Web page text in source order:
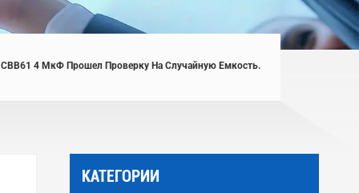
CBB61 4 МкФ Прошел Проверку На Случайную Емкость.
КАТЕГОРИИ